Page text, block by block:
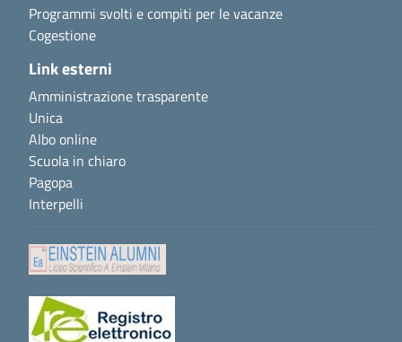
Programmi svolti e compiti per le vacanze
Cogestione
Link esterni
Amministrazione trasparente
Unica
Albo online
Scuola in chiaro
Pagopa
Interpelli